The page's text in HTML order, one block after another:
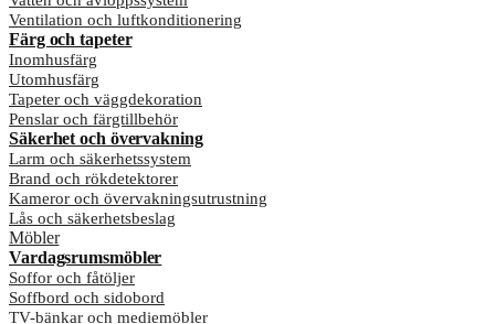
Ventilation och luftkonditionering
Färg och tapeter
Inomhusfärg
Utomhusfärg
Tapeter och väggdekoration
Penslar och färgtillbehör
Säkerhet och övervakning
Larm och säkerhetssystem
Brand och rökdetektorer
Kameror och övervakningsutrustning
Lås och säkerhetsbeslag
Möbler
Vardagsrumsmöbler
Soffor och fåtöljer
Soffbord och sidobord
TV-bänkar och mediemöbler